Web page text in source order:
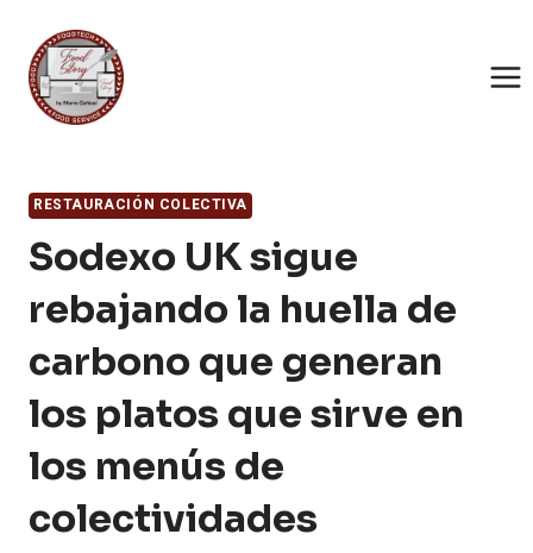
contenido
RESTAURACIÓN COLECTIVA
Sodexo UK sigue
rebajando la huella de
carbono que generan
los platos que sirve en
los menús de
colectividades